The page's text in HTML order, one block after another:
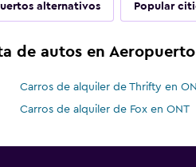
alternativos Popular
de autos en
Carros de alquiler de Thrifty en
Carros de alquiler de Fox en ONT